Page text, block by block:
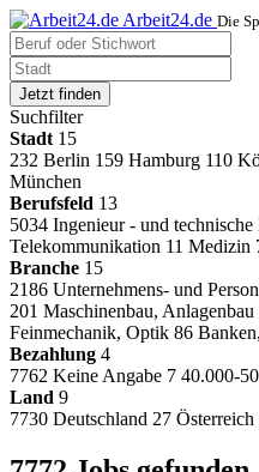
Arbeit24.de Die
Jetzt finden
Suchfilter
Stadt 15
232 Berlin 159 Hamburg 110
München
Berufsfeld 13
5034 Ingenieur - und technische
Telekommunikation 11 Medizin
Branche 15
2186 Unternehmens- und
201 Maschinenbau, Anlagenbau
Feinmechanik, Optik 86
Bezahlung 4
7762 Keine Angabe 7 40.000-
Land 9
7730 Deutschland 27 Österreich